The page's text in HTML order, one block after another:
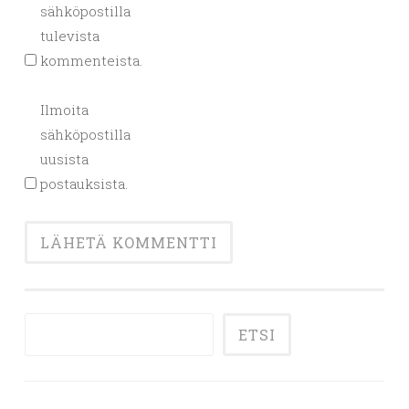
sähköpostilla
tulevista
kommenteista.
Ilmoita
sähköpostilla
uusista
postauksista.
ETSI